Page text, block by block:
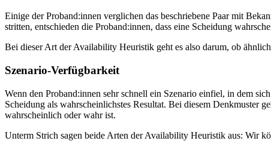
Einige der Proband:innen verglichen das beschriebene Paar mit
stritten, entschieden die Proband:innen, dass eine Scheidung
Bei dieser Art der Availability Heuristik geht es also darum, ob
Szenario-Verfügbarkeit
Wenn den Proband:innen sehr schnell ein Szenario einfiel, in dem
Scheidung als wahrscheinlichstes Resultat. Bei diesem Denkmuster
wahrscheinlich oder wahr ist.
Unterm Strich sagen beide Arten der Availability Heuristik aus: Wir